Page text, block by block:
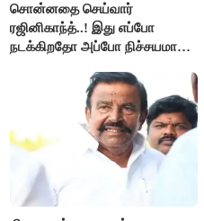
சொன்னதை செய்வார்
ரஜினிகாந்த்..! இது எப்போ
நடக்கிறதோ அப்போ நிச்சயமாக
ரஜினிகாந்த்..!